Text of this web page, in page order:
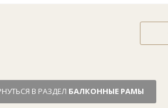
В РАЗДЕЛ БАЛКОННЫЕ РАМЫ